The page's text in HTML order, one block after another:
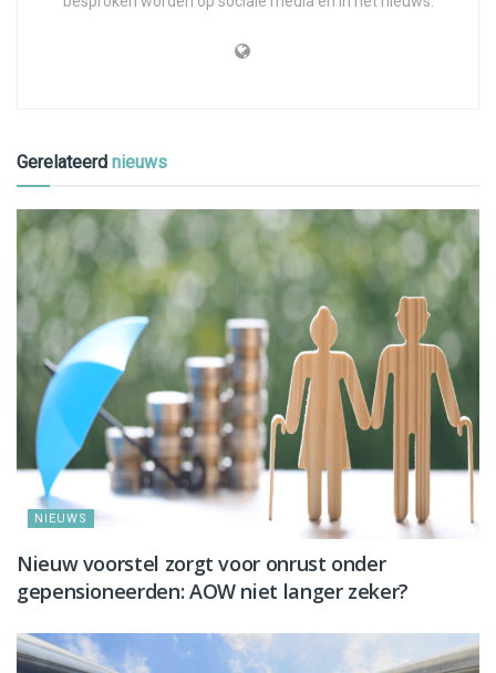
Gerelateerd nieuws
NIEUWS
Nieuw voorstel zorgt voor onrust onder
gepensioneerden: AOW niet langer zeker?